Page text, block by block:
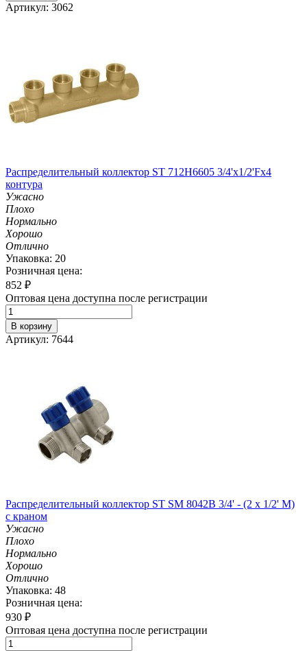
Артикул: 3062
Распределительный коллектор ST 712H6605 3/4'х1/2'Fх4
контура
Ужасно
Плохо
Нормально
Хорошо
Отлично
Упаковка: 20
Розничная цена:
852 ₽
Оптовая цена доступна после регистрации
В корзину
Артикул: 7644
Распределительный коллектор ST SM 8042B 3/4' - (2 x 1/2' M)
с краном
Ужасно
Плохо
Нормально
Хорошо
Отлично
Упаковка: 48
Розничная цена:
930 ₽
Оптовая цена доступна после регистрации